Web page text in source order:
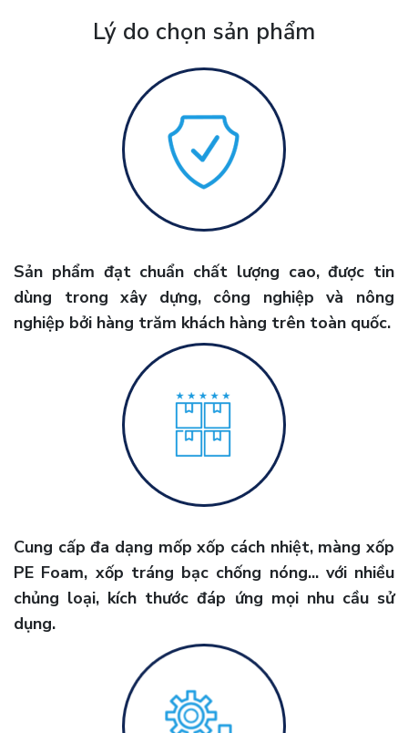
Lý do chọn sản phẩm
Sản phẩm đạt chuẩn chất lượng cao, được tin
dùng trong xây dựng, công nghiệp và nông
nghiệp bởi hàng trăm khách hàng trên toàn quốc.
Cung cấp đa dạng mốp xốp cách nhiệt, màng xốp
PE Foam, xốp tráng bạc chống nóng... với nhiều
chủng loại, kích thước đáp ứng mọi nhu cầu sử
dụng.